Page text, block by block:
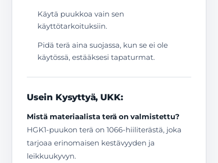
Käytä puukkoa vain sen
käyttötarkoituksiin.
Pidä terä aina suojassa, kun se ei ole
käytössä, estääksesi tapaturmat.
Usein Kysyttyä, UKK:
Mistä materiaalista terä on valmistettu?
HGK1-puukon terä on 1066-hiiliterästä, joka
tarjoaa erinomaisen kestävyyden ja
leikkuukyvyn.